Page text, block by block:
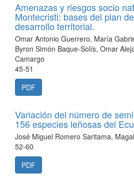
Amenazas y riesgos socio
Montecristi: bases del plan
desarrollo territorial.
Omar Antonio Guerrero, María
Byron Simón Baque-Solís, Omar
Camargo
45-51
PDF
Variación del número de
156 especies leñosas del
José Miguel Romero Saritama,
52-60
PDF